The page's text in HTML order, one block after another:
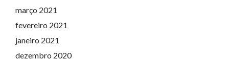
março 2021
fevereiro 2021
janeiro 2021
dezembro 2020